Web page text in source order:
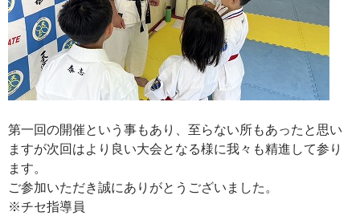
第一回の開催という事もあり、至らない所もあったと思い
ますが次回はより良い大会となる様に我々も精進して参り
ます。
ご参加いただき誠にありがとうございました。
※チセ指導員